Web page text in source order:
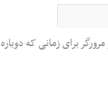
برای زمانی که دوباره